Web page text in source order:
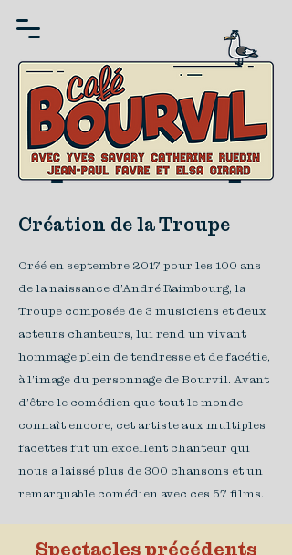
Création de la Troupe
Créé en septembre 2017 pour les 100 ans
de la naissance d’André Raimbourg, la
Troupe composée de 3 musiciens et deux
acteurs chanteurs, lui rend un vivant
hommage plein de tendresse et de facétie,
à l’image du personnage de Bourvil. Avant
d’être le comédien que tout le monde
connaît encore, cet artiste aux multiples
facettes fut un excellent chanteur qui
nous a laissé plus de 300 chansons et un
remarquable comédien avec ces 57 films.
Spectacles précédents